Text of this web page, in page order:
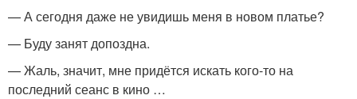
— А сегодня даже не увидишь меня в новом платье?
— Буду занят допоздна.
— Жаль, значит, мне придётся искать кого-то на
последний сеанс в кино …